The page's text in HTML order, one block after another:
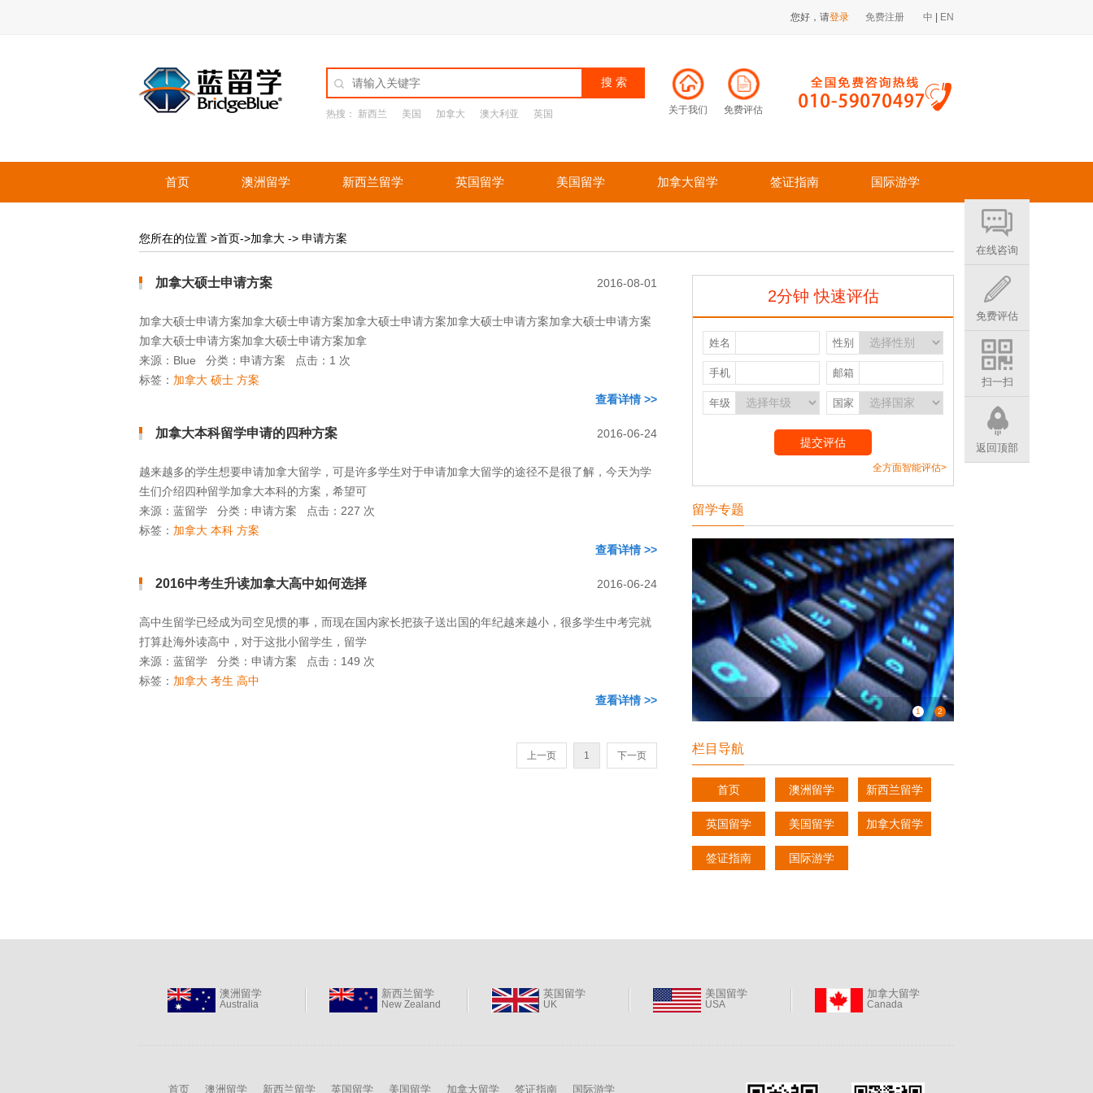
您好，请登录 免费注册 中 EN
热搜： 新西兰 美国 加拿大 澳大利亚 英国 关于我们 免费评估
首页 澳洲留学 新西兰留学 英国留学 美国留学 加拿大留学 签证指南 国际游学
您所在的位置 >首页->加拿大 -> 申请方案
加拿大硕士申请方案 2016-08-01
加拿大硕士申请方案加拿大硕士申请方案加拿大硕士申请方案加拿大硕士申请方案加拿大硕士申请方案
加拿大硕士申请方案加拿大硕士申请方案加拿
来源： Blue 分类： 申请方案 点击： 1 次
标签： 加拿大 硕士 方案
查看详情 >>
加拿大本科留学申请的四种方案 2016-06-24
越来越多的学生想要申请加拿大留学，可是许多学生对于申请加拿大留学的途径不是很了解，今天为学
生们介绍四种留学加拿大本科的方案，希望可
来源： 蓝留学 分类： 申请方案 点击： 227 次
标签： 加拿大 本科 方案
查看详情 >>
2016中考生升读加拿大高中如何选择 2016-06-24
高中生留学已经成为司空见惯的事，而现在国内家长把孩子送出国的年纪越来越小，很多学生中考完就
打算赴海外读高中，对于这批小留学生，留学
来源： 蓝留学 分类： 申请方案 点击： 149 次
标签： 加拿大 考生 高中
查看详情 >>
上一页 1 下一页
2分钟 快速评估
姓名 性别
手机 邮箱
年级 国家
全方面智能评估>
留学专题
1 2
栏目导航
首页 澳洲留学 新西兰留学
英国留学 美国留学 加拿大留学
签证指南 国际游学
澳洲留学
Australia
新西兰留学
New Zealand
英国留学
UK
美国留学
USA
加拿大留学
Canada
首页 澳洲留学 新西兰留学 英国留学 美国留学 加拿大留学 签证指南 国际游学
在线咨询
免费评估
扫一扫
返回顶部